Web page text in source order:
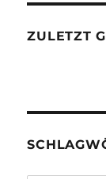
ZULETZT